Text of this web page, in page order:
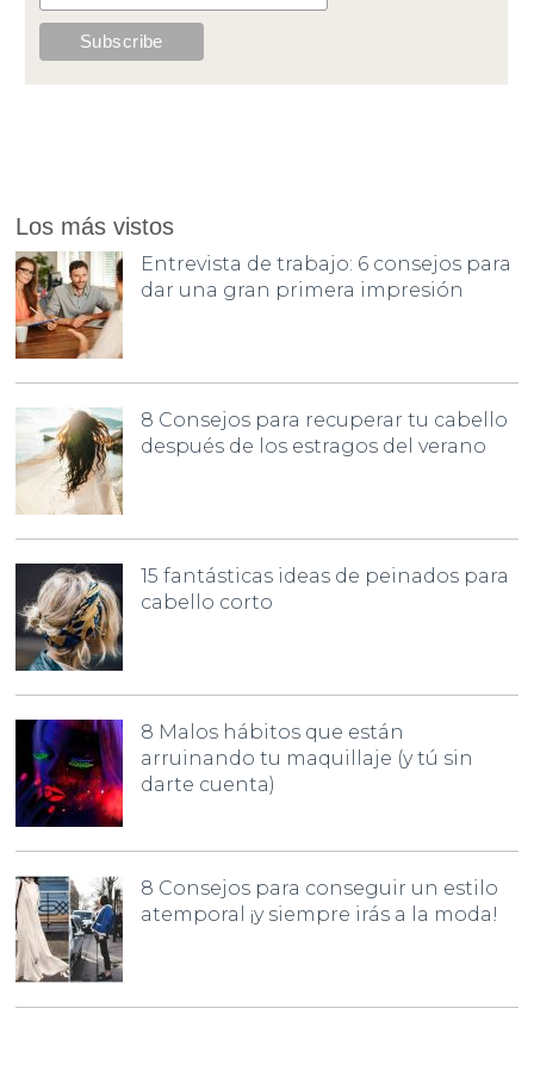
Los más vistos
Entrevista de trabajo: 6 consejos para
dar una gran primera impresión
8 Consejos para recuperar tu cabello
después de los estragos del verano
15 fantásticas ideas de peinados para
cabello corto
8 Malos hábitos que están
arruinando tu maquillaje (y tú sin
darte cuenta)
8 Consejos para conseguir un estilo
atemporal ¡y siempre irás a la moda!